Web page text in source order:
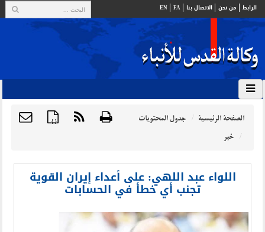
الرابط من نحن الاتصال بنا FA
EN
{ } الصفحة الرئيسية
جدول المحتويات
خبر
اللواء عبد اللهي: على أعداء إيران القوية
تجنب أي خطأ في الحسابات